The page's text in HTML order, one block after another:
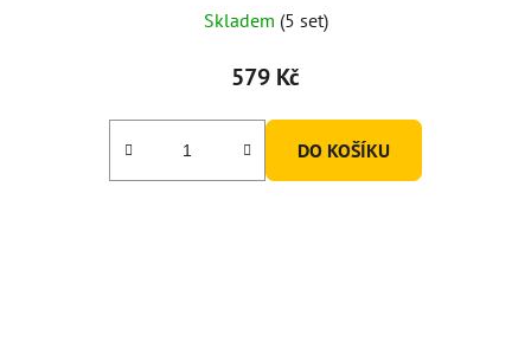
Skladem (5 set)
579 Kč
DO KOŠÍKU